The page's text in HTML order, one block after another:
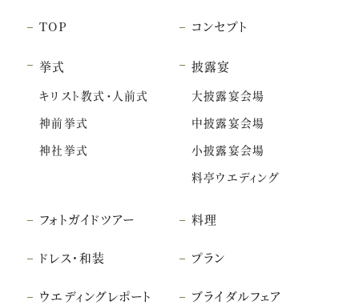
TOP コンセプト
挙式
キリスト教式・人前式
神前挙式
神社挙式
披露宴
大披露宴会場
中披露宴会場
小披露宴会場
料亭ウエディング
フォトガイドツアー 料理
ドレス・和装 プラン
ウエディングレポート ブライダルフェア